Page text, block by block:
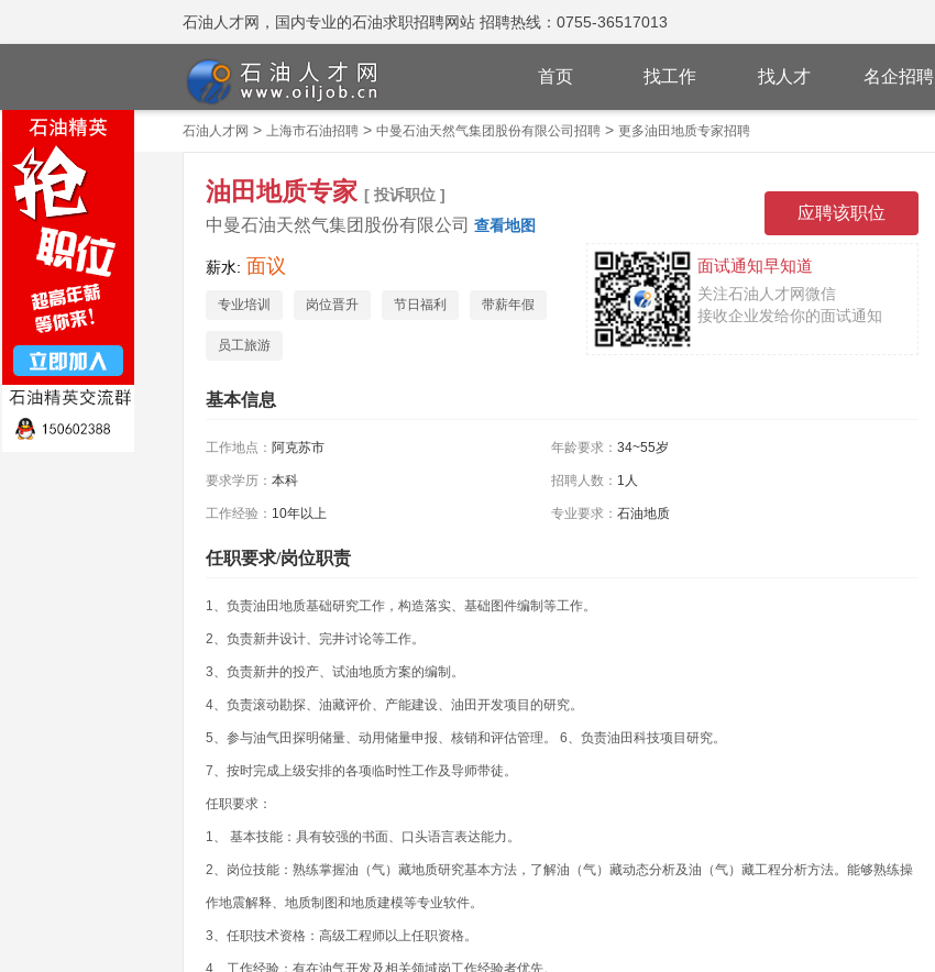
石油人才网，国内专业的石油求职招聘网站 招聘热线：0755-36517013
首页 找工作 找人才 名企招聘
石油人才网 > 上海市石油招聘> 中曼石油天然气集团股份有限公司招聘> 更多油田地质专家招聘
油田地质专家 [ 投诉职位 ]
中曼石油天然气集团股份有限公司 查看地图
薪水: 面议 面试通知早知道
关注石油人才网微信
接收企业发给你的面试通知
专业培训 岗位晋升 节日福利 带薪年假
员工旅游
基本信息
工作地点： 阿克苏市 年龄要求： 34~55岁
要求学历： 本科 招聘人数： 1人
工作经验： 10年以上 专业要求： 石油地质
任职要求/岗位职责
1、负责油田地质基础研究工作，构造落实、基础图件编制等工作。
2、负责新井设计、完井讨论等工作。
3、负责新井的投产、试油地质方案的编制。
4、负责滚动勘探、油藏评价、产能建设、油田开发项目的研究。
5、参与油气田探明储量、动用储量申报、核销和评估管理。 6、负责油田科技项目研究。
7、按时完成上级安排的各项临时性工作及导师带徒。
任职要求：
1、 基本技能：具有较强的书面、口头语言表达能力。
2、岗位技能：熟练掌握油（气）藏地质研究基本方法，了解油（气）藏动态分析及油（气）藏工程分析方法。能够熟练操
作地震解释、地质制图和地质建模等专业软件。
3、任职技术资格：高级工程师以上任职资格。
4、工作经验：有在油气开发及相关领域岗工作经验者优先。